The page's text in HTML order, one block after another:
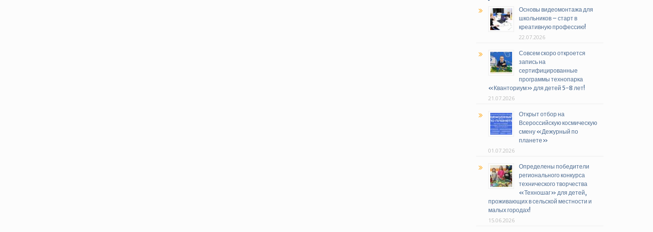
Основы видеомонтажа для
школьников – старт в
креативную профессию!
22.07.2026
Совсем скоро откроется
запись на
сертифицированные
программы технопарка
«Кванториум» для детей 5-8 лет!
21.07.2026
Открыт отбор на
Всероссийскую космическую
смену «Дежурный по
планете»
01.07.2026
Определены победители
регионального конкурса
технического творчества
«Техношаг» для детей,
проживающих в сельской местности и
малых городах!
15.06.2026